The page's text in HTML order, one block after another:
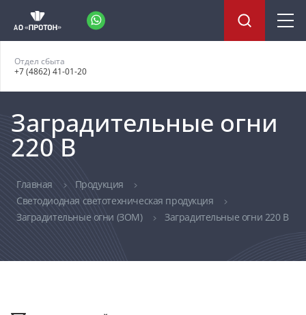
Отдел сбыта
+7 (4862) 41-01-20
Заградительные огни
220 В
Главная
Продукция
Светодиодная светотехническая продукция
Заградительные огни (ЗОМ)
Заградительные огни 220 В